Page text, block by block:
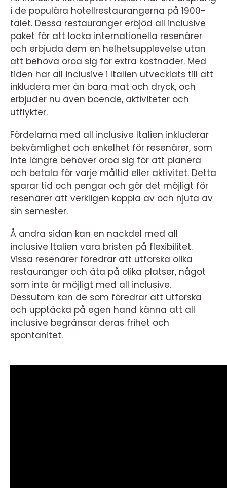
i de populära hotellrestaurangerna på 1900-
talet. Dessa restauranger erbjöd all inclusive
paket för att locka internationella resenärer
och erbjuda dem en helhetsupplevelse utan
att behöva oroa sig för extra kostnader. Med
tiden har all inclusive i Italien utvecklats till att
inkludera mer än bara mat och dryck, och
erbjuder nu även boende, aktiviteter och
utflykter.
Fördelarna med all inclusive Italien inkluderar
bekvämlighet och enkelhet för resenärer, som
inte längre behöver oroa sig för att planera
och betala för varje måltid eller aktivitet. Detta
sparar tid och pengar och gör det möjligt för
resenärer att verkligen koppla av och njuta av
sin semester.
Å andra sidan kan en nackdel med all
inclusive Italien vara bristen på flexibilitet.
Vissa resenärer föredrar att utforska olika
restauranger och äta på olika platser, något
som inte är möjligt med all inclusive.
Dessutom kan de som föredrar att utforska
och upptäcka på egen hand känna att all
inclusive begränsar deras frihet och
spontanitet.